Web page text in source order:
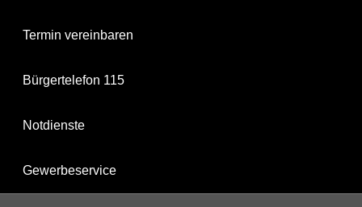
Termin vereinbaren
Bürgertelefon 115
Notdienste
Gewerbeservice